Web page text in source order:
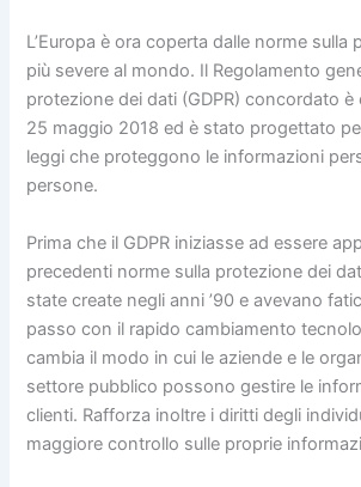
L’Europa è ora coperta dalle norme sulla
più severe al mondo. Il Regolamento
protezione dei dati (GDPR) concordato
25 maggio 2018 ed è stato progettato
leggi che proteggono le informazioni
persone.
Prima che il GDPR iniziasse ad essere
precedenti norme sulla protezione dei
state create negli anni ’90 e avevano
passo con il rapido cambiamento
cambia il modo in cui le aziende e le
settore pubblico possono gestire le
clienti. Rafforza inoltre i diritti degli
maggiore controllo sulle proprie